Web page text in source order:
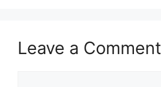
Leave a Comment